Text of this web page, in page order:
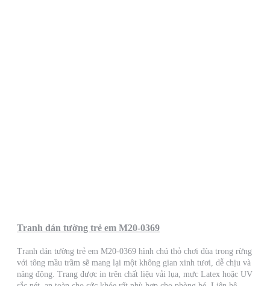
Tranh dán tường trẻ em M20-0369
Tranh dán tường trẻ em M20-0369 hình chú thỏ chơi đùa trong rừng
với tông mầu trầm sẽ mang lại một không gian xinh tươi, dễ chịu và
năng động. Trang được in trên chất liệu vải lụa, mực Latex hoặc UV